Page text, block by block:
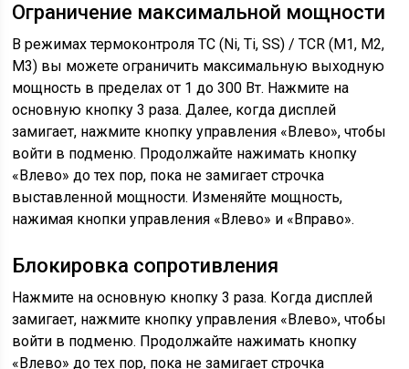
Ограничение максимальной мощности
В режимах термоконтроля ТС (Ni, Ti, SS) / TCR (М1, М2,
М3) вы можете ограничить максимальную выходную
мощность в пределах от 1 до 300 Вт. Нажмите на
основную кнопку 3 раза. Далее, когда дисплей
замигает, нажмите кнопку управления «Влево», чтобы
войти в подменю. Продолжайте нажимать кнопку
«Влево» до тех пор, пока не замигает строчка
выставленной мощности. Изменяйте мощность,
нажимая кнопки управления «Влево» и «Вправо».
Блокировка сопротивления
Нажмите на основную кнопку 3 раза. Когда дисплей
замигает, нажмите кнопку управления «Влево», чтобы
войти в подменю. Продолжайте нажимать кнопку
«Влево» до тех пор, пока не замигает строчка